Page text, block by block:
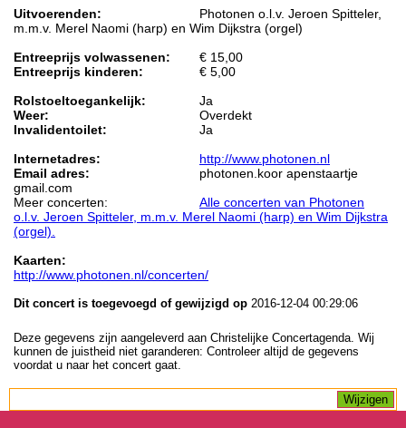
Uitvoerenden:
Photonen o.l.v. Jeroen Spitteler,
m.m.v. Merel Naomi (harp) en Wim Dijkstra (orgel)
Entreeprijs volwassenen:
€ 15,00
Entreeprijs kinderen:
€ 5,00
Rolstoeltoegankelijk:
Ja
Weer:
Overdekt
Invalidentoilet:
Ja
Internetadres:
http://www.photonen.nl
Email adres:
photonen.koor apenstaartje
gmail.com
Meer concerten:
Alle concerten van Photonen
o.l.v. Jeroen Spitteler, m.m.v. Merel Naomi (harp) en Wim Dijkstra
(orgel).
Kaarten:
http://www.photonen.nl/concerten/
Dit concert is toegevoegd of gewijzigd op 2016-12-04 00:29:06
Deze gegevens zijn aangeleverd aan Christelijke Concertagenda. Wij
kunnen de juistheid niet garanderen: Controleer altijd de gegevens
voordat u naar het concert gaat.